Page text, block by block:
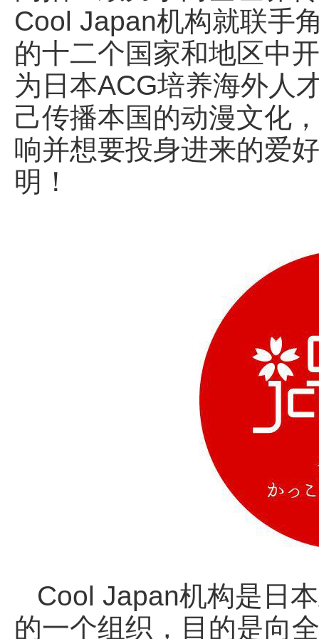
Cool Japan机构就联手
的十二个国家和地区中
为日本ACG培养海外人
己传播本国的动漫文化
响并想要投身进来的爱
明！
Cool Japan机构是日
的一个组织，目的是向